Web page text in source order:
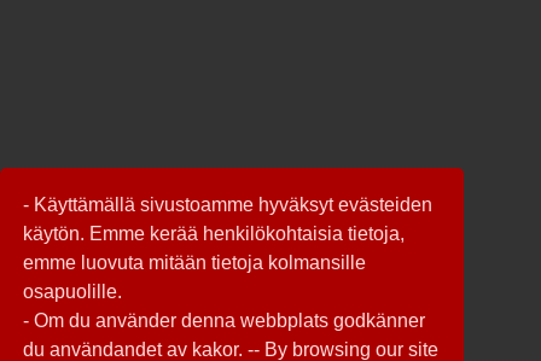
- Käyttämällä sivustoamme hyväksyt evästeiden
käytön. Emme kerää henkilökohtaisia tietoja,
emme luovuta mitään tietoja kolmansille
osapuolille.
- Om du använder denna webbplats godkänner
du användandet av kakor. -- By browsing our site